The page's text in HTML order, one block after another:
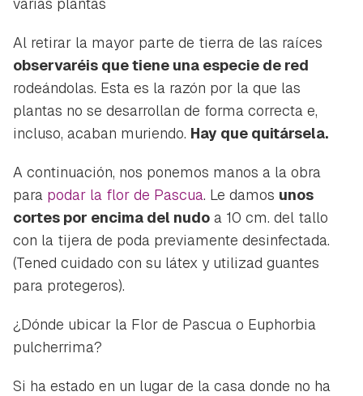
Al retirar la mayor parte de tierra de las raíces
observaréis que tiene una especie de red
rodeándolas. Esta es la razón por la que las
plantas no se desarrollan de forma correcta e,
incluso, acaban muriendo. Hay que quitársela.
A continuación, nos ponemos manos a la obra
para podar la flor de Pascua. Le damos unos
cortes por encima del nudo a 10 cm. del tallo
con la tijera de poda previamente desinfectada.
(Tened cuidado con su látex y utilizad guantes
para protegeros).
¿Dónde ubicar la Flor de Pascua o Euphorbia
pulcherrima?
Si ha estado en un lugar de la casa donde no ha